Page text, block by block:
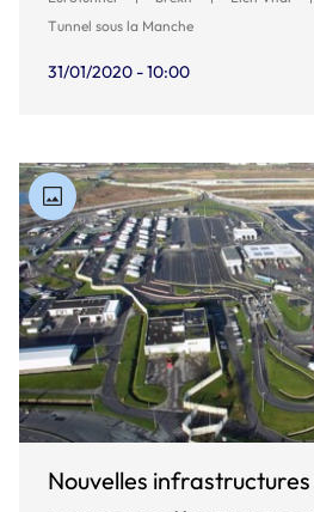
Tunnel sous la Manche
31/01/2020 - 10:00
Nouvelles